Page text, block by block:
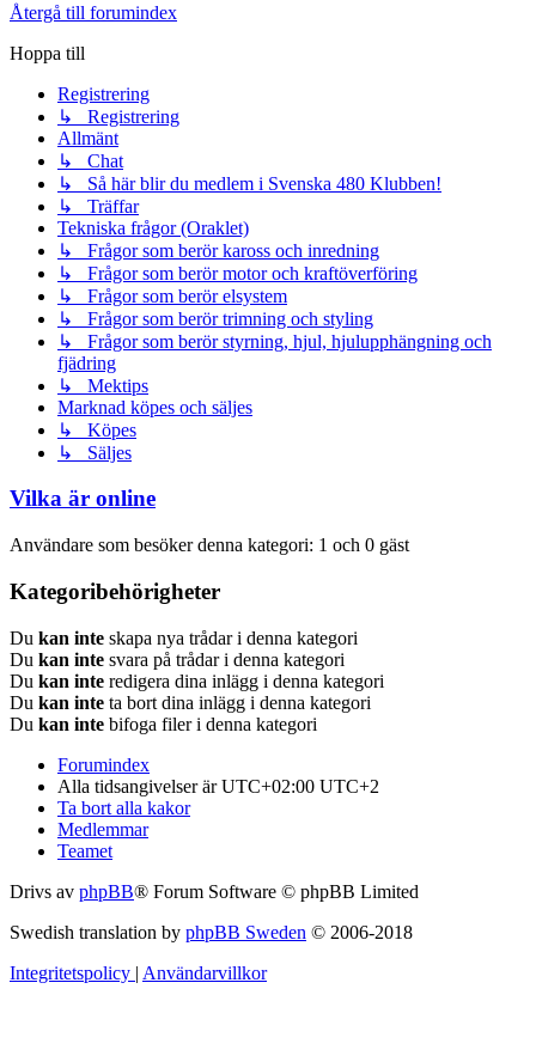
Återgå till forumindex
Hoppa till
Registrering
↳ Registrering
Allmänt
↳ Chat
↳ Så här blir du medlem i Svenska 480 Klubben!
↳ Träffar
Tekniska frågor (Oraklet)
↳ Frågor som berör kaross och inredning
↳ Frågor som berör motor och kraftöverföring
↳ Frågor som berör elsystem
↳ Frågor som berör trimning och styling
↳ Frågor som berör styrning, hjul, hjulupphängning och
fjädring
↳ Mektips
Marknad köpes och säljes
↳ Köpes
↳ Säljes
Vilka är online
Användare som besöker denna kategori: 1 och 0 gäst
Kategoribehörigheter
Du kan inte skapa nya trådar i denna kategori
Du kan inte svara på trådar i denna kategori
Du kan inte redigera dina inlägg i denna kategori
Du kan inte ta bort dina inlägg i denna kategori
Du kan inte bifoga filer i denna kategori
Forumindex
Alla tidsangivelser är UTC+02:00 UTC+2
Ta bort alla kakor
Medlemmar
Teamet
Drivs av phpBB® Forum Software © phpBB Limited
Swedish translation by phpBB Sweden © 2006-2018
Integritetspolicy | Användarvillkor